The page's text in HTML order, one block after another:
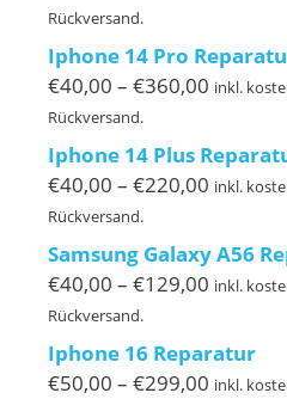
€399,00
Rückversand.
Iphone 14 Pro
€40,00 – €360,00
bis
€360,00
inkl.
Rückversand.
Iphone 14 Plus
€40,00 – €220,00
bis
€220,00
inkl.
Rückversand.
Samsung Galaxy A56
€40,00 – €129,00
bis
€129,00
inkl.
Rückversand.
Iphone 16 Reparatur
€50,00 – €299,00 inkl.